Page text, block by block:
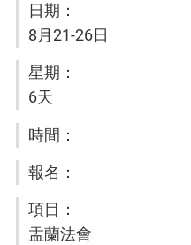
8月21-26日
6天
盂蘭法會